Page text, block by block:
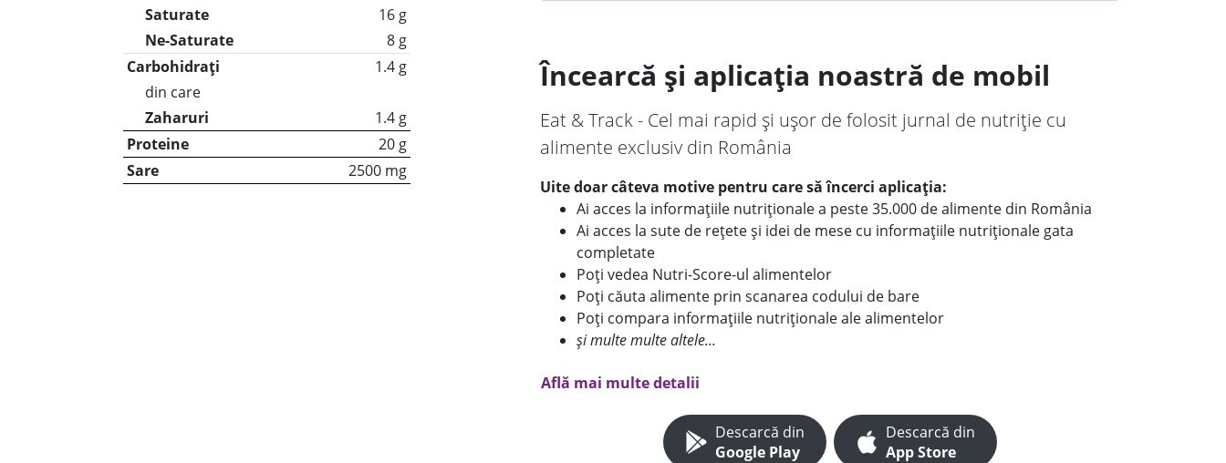
Saturate
16 g
Ne-Saturate
8 g
Carbohidrați
1.4 g
din care
Zaharuri
1.4 g
Proteine
20 g
Sare
2500 mg
Încearcă și aplicația noastră de mobil
Eat & Track - Cel mai rapid și ușor de folosit jurnal de nutriție cu
alimente exclusiv din România
Uite doar câteva motive pentru care să încerci aplicația:
Ai acces la informațiile nutriționale a peste 35.000 de alimente din România
Ai acces la sute de rețete și idei de mese cu informațiile nutriționale gata
completate
Poți vedea Nutri-Score-ul alimentelor
Poți căuta alimente prin scanarea codului de bare
Poți compara informațiile nutriționale ale alimentelor
și multe multe altele...
Află mai multe detalii
Descarcă din
Google Play
Descarcă din
App Store